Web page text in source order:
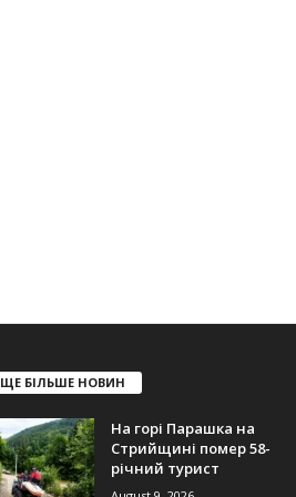
ЩЕ БІЛЬШЕ НОВИН
На горі Парашка на
Стрийщині помер 58-
річний турист